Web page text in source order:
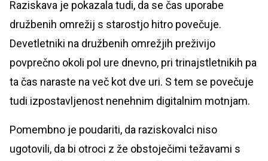
Raziskava je pokazala tudi, da se čas uporabe
družbenih omrežij s starostjo hitro povečuje.
Devetletniki na družbenih omrežjih preživijo
povprečno okoli pol ure dnevno, pri trinajstletnikih pa
ta čas naraste na več kot dve uri. S tem se povečuje
tudi izpostavljenost nenehnim digitalnim motnjam.
Pomembno je poudariti, da raziskovalci niso
ugotovili, da bi otroci z že obstoječimi težavami s